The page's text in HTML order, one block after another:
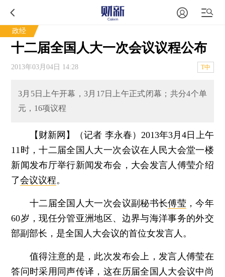
政经
十二届全国人大一次会议议程公布
2013年03月04日 14:28 T中
3月5日上午开幕，3月17日上午正式闭幕；共分4个单
元，16项议程
【财新网】（记者 李永春） 2013年3月4日上午
11时，十二届全国人大一次会议在人民大会堂一楼
新闻发布厅举行新闻发布会，大会发言人傅莹介绍
了会议议程。
十二届全国人大一次会议副秘书长傅莹，今年
60岁，现任分管亚洲地区、边界与海洋事务的外交
部副部长，是全国人大会议的首位女发言人。
值得注意的是，此次发布会上，发言人傅莹在
答问时采用同声传译，这在历届全国人大会议中尚